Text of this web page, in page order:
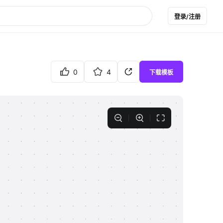
登录/注册
0 4 下载模板